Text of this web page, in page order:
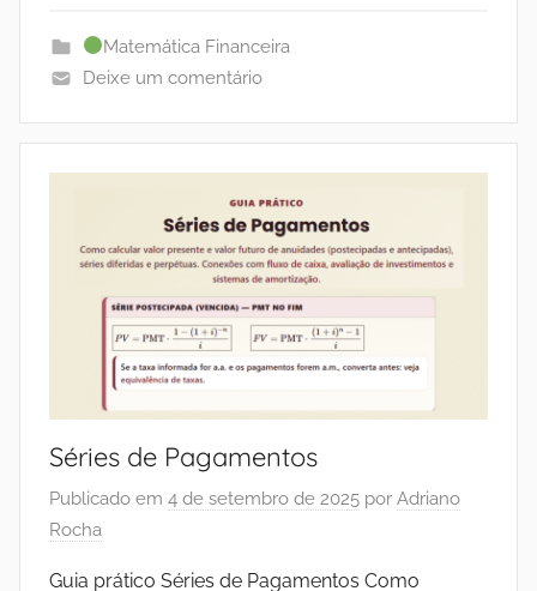
Matemática Financeira
Deixe um comentário
Séries de Pagamentos
Publicado em 4 de setembro de 2025 por Adriano
Rocha
Guia prático Séries de Pagamentos Como